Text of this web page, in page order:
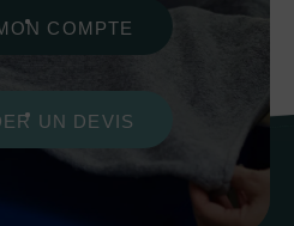
COMPTE
UN DEVIS